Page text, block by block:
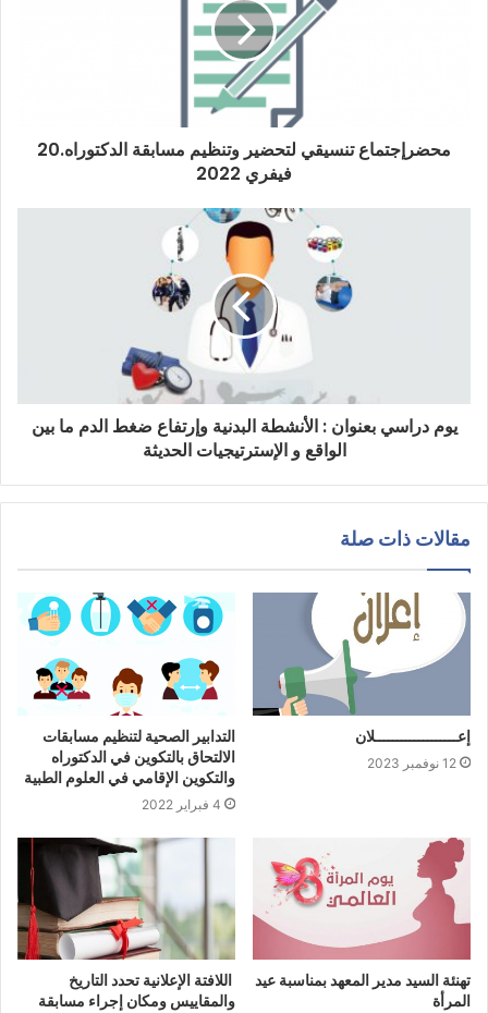
محضرإجتماع تنسيقي لتحضير وتنظيم مسابقة الدكتوراه.20
فيفري 2022
يوم دراسي بعنوان : الأنشطة البدنية وإرتفاع ضغط الدم ما بين
الواقع و الإسترتيجيات الحديثة
مقالات ذات صلة
إعـــــــــــــــــــلان
12 نوفمبر 2023
التدابير الصحية لتنظيم مسابقات
الالتحاق بالتكوين في الدكتوراه
والتكوين الإقامي في العلوم الطبية
4 فبراير 2022
تهنئة السيد مدير المعهد بمناسبة عيد
المرأة
اللافتة الإعلانية تحدد التاريخ
والمقاييس ومكان إجراء مسابقة